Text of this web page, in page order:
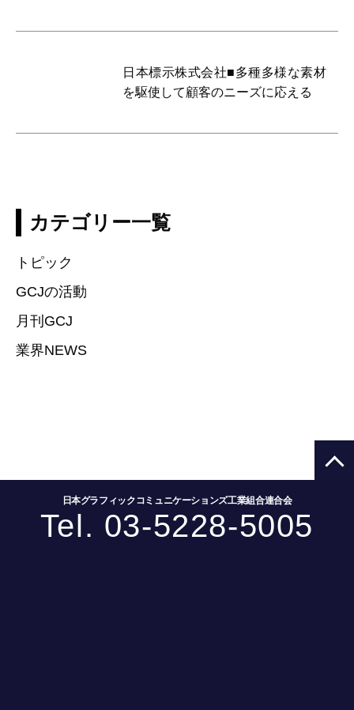
日本標示株式会社■多種多様な素材
を駆使して顧客のニーズに応える
カテゴリー一覧
トピック
GCJの活動
月刊GCJ
業界NEWS
日本グラフィックコミュニケーションズ工業組合連合会
Tel. 03-5228-5005